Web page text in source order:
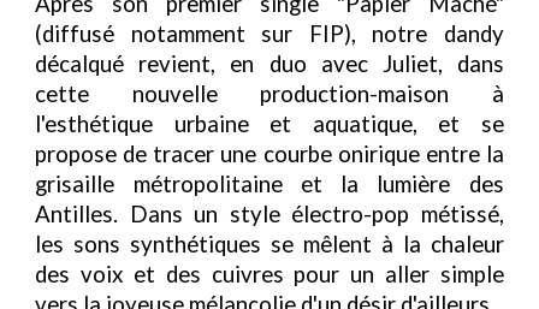
(diffusé notamment sur FIP), notre dandy
décalqué revient, en duo avec Juliet, dans
cette nouvelle production-maison à
l'esthétique urbaine et aquatique, et se
propose de tracer une courbe onirique entre la
grisaille métropolitaine et la lumière des
Antilles. Dans un style électro-pop métissé,
les sons synthétiques se mêlent à la chaleur
des voix et des cuivres pour un aller simple